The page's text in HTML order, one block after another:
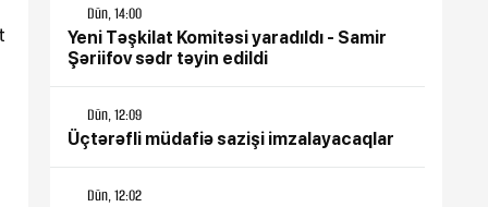
Dün, 14:00
Yeni Təşkilat Komitəsi yaradıldı - Samir
Şəriifov sədr təyin edildi
Dün, 12:09
Üçtərəfli müdafiə sazişi imzalayacaqlar
Dün, 12:02